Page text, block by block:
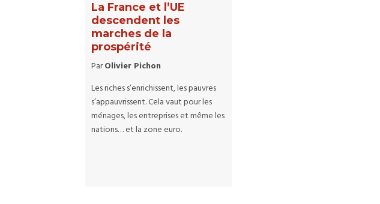
La France et l’UE
descendent les
marches de la
prospérité
ParOlivier Pichon
Les riches s’enrichissent, les pauvres
s’appauvrissent. Cela vaut pour les
ménages, les entreprises et même les
nations… et la zone euro.